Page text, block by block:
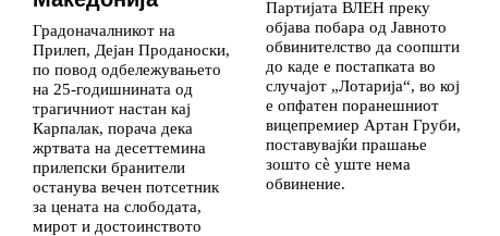
Градоначалникот на
Прилеп, Дејан Проданоски,
по повод одбележувањето
на 25-годишнината од
трагичниот настан кај
Карпалак, порача дека
жртвата на десеттемина
прилепски бранители
останува вечен потсетник
за цената на слободата,
мирот и достоинството
Партијата ВЛЕН преку
објава побара од Јавното
обвинителство да соопшти
до каде е постапката во
случајот „Лотарија“, во кој
е опфатен поранешниот
вицепремиер Артан Груби,
поставувајќи прашање
зошто сè уште нема
обвинение.